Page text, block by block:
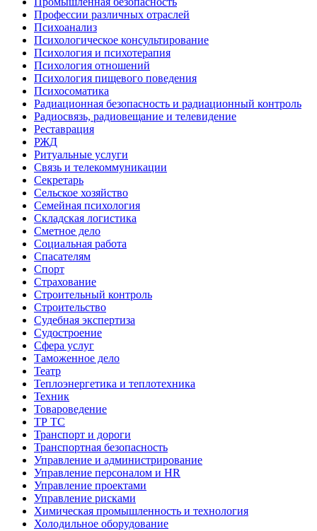
Профессии различных отраслей
Психоанализ
Психологическое консультирование
Психология и психотерапия
Психология отношений
Психология пищевого поведения
Психосоматика
Радиационная безопасность и радиационный контроль
Радиосвязь, радиовещание и телевидение
Реставрация
РЖД
Ритуальные услуги
Связь и телекоммуникации
Секретарь
Сельское хозяйство
Семейная психология
Складская логистика
Сметное дело
Социальная работа
Спасателям
Спорт
Страхование
Строительный контроль
Строительство
Судебная экспертиза
Судостроение
Сфера услуг
Таможенное дело
Театр
Теплоэнергетика и теплотехника
Техник
Товароведение
ТР ТС
Транспорт и дороги
Транспортная безопасность
Управление и администрирование
Управление персоналом и HR
Управление проектами
Управление рисками
Химическая промышленность и технология
Холодильное оборудование